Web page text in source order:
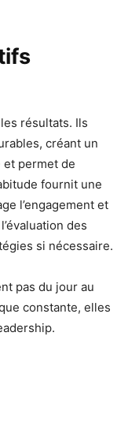
résultats. Ils
créant un
et permet de
fournit une
l’engagement et
des
si nécessaire.
pas du jour au
constante, elles